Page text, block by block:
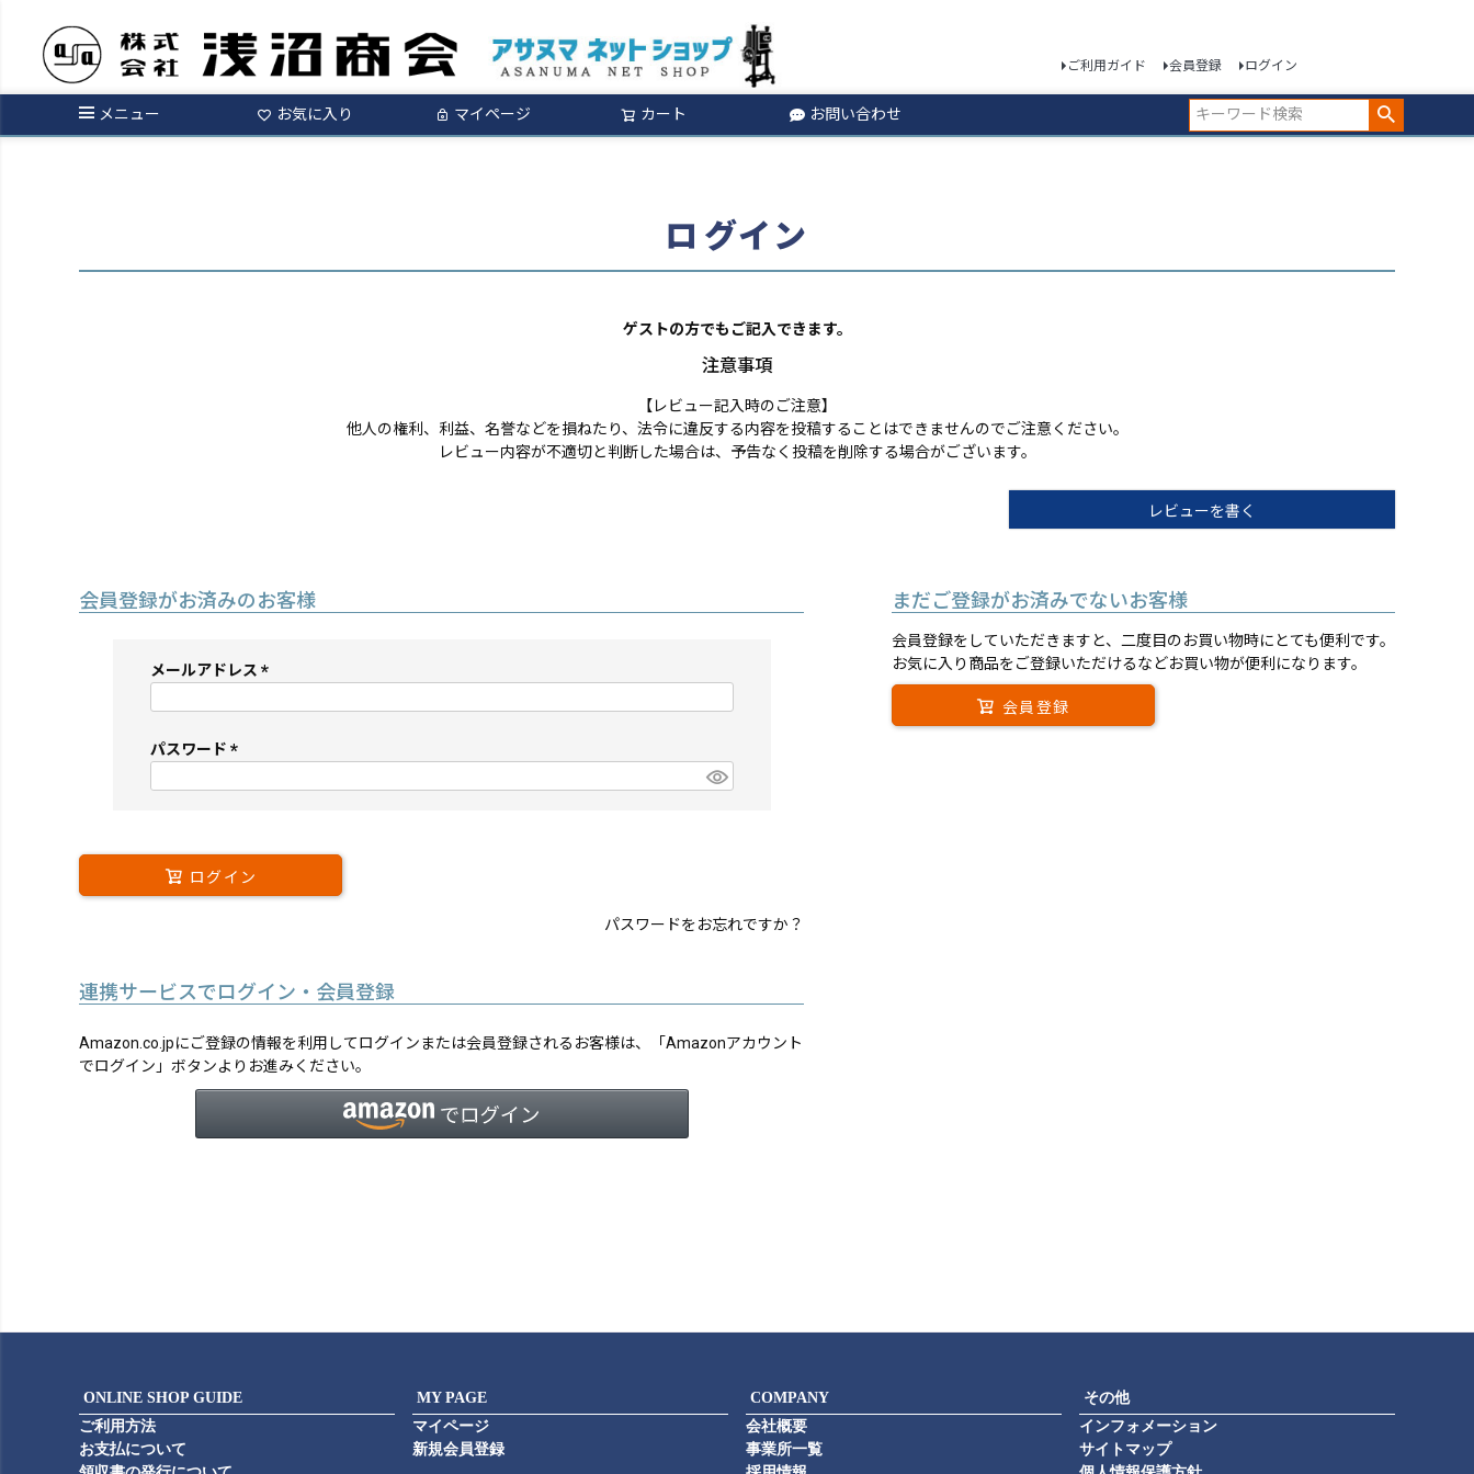
ご利用ガイド 会員登録 ログイン
メニュー お気に入り マイページ カート お問い合わせ
検索
ログイン
ゲストの方でもご記入できます。
注意事項
【レビュー記入時のご注意】
他人の権利、利益、名誉などを損ねたり、法令に違反する内容を投稿することはできませんのでご注意ください。
レビュー内容が不適切と判断した場合は、予告なく投稿を削除する場合がございます。
レビューを書く
会員登録がお済みのお客様
メールアドレス
須)
パスワード
須)
ログイン
パスワードをお忘れですか？
連携サービスでログイン・会員登録
Amazon.co.jpにご登録の情報を利用してログインまたは会員登録されるお客様は、「Amazonアカウント
でログイン」ボタンよりお進みください。
まだご登録がお済みでないお客様
会員登録をしていただきますと、二度目のお買い物時にとても便利です。
お気に入り商品をご登録いただけるなどお買い物が便利になります。
会員登録
ONLINE SHOP GUIDE
ご利用方法
お支払について
MY PAGE
マイページ
新規会員登録
COMPANY
会社概要
事業所一覧
その他
インフォメーション
サイトマップ